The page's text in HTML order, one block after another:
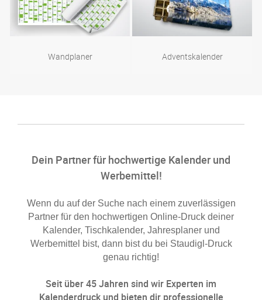
Wandplaner Adventskalender
Dein Partner für hochwertige Kalender und
Werbemittel!
Wenn du auf der Suche nach einem zuverlässigen
Partner für den hochwertigen Online-Druck deiner
Kalender, Tischkalender, Jahresplaner und
Werbemittel bist, dann bist du bei Staudigl-Druck
genau richtig!
Seit über 45 Jahren sind wir Experten im
Kalenderdruck und bieten dir professionelle